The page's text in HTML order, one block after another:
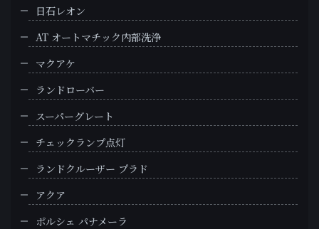
日石レオン
AT オートマチック内部洗浄
マクアケ
ランドローバー
スーパーグレート
チェックランプ点灯
ランドクルーザー プラド
アクア
ポルシェ パナメーラ